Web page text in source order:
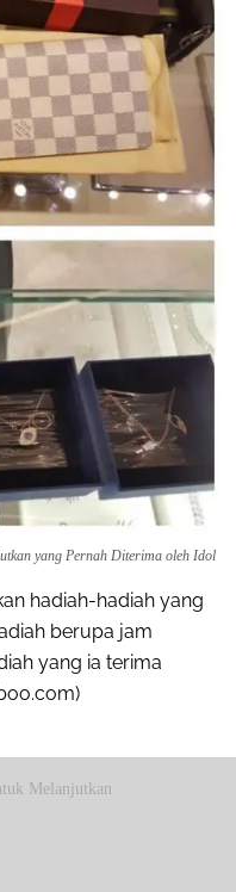
yang Pernah Diterima oleh Idol
hadiah-hadiah yang
berupa jam
yang ia terima
Melanjutkan